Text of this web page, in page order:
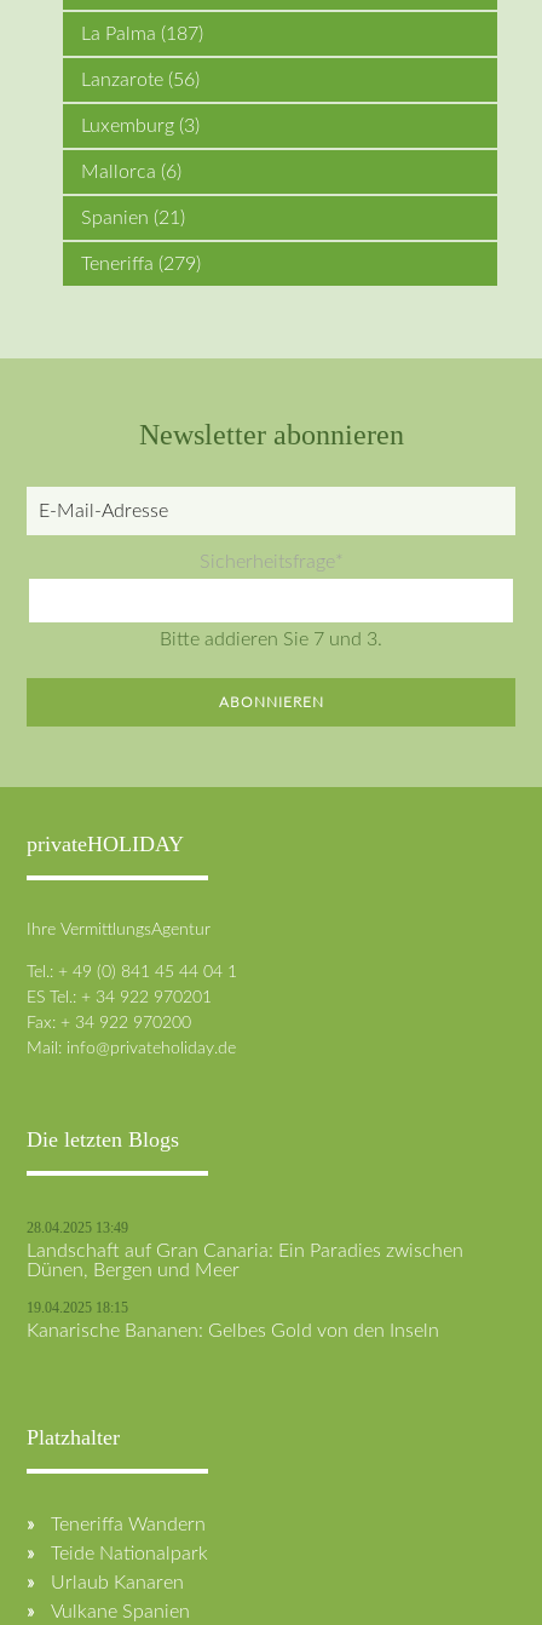
La Palma (187)
Lanzarote (56)
Luxemburg (3)
Mallorca (6)
Spanien (21)
Teneriffa (279)
Newsletter abonnieren
E-
Mail-
Pflichtfeld
Sicherheitsfrage *
Bitte addieren Sie 7 und 3.
ABONNIEREN
privateHOLIDAY
Ihre VermittlungsAgentur
Tel.: + 49 (0) 841 45 44 04 1
ES Tel.: + 34 922 970201
Fax: + 34 922 970200
Mail: info@privateholiday.de
Die letzten Blogs
28.04.2025 13:49
Landschaft auf Gran Canaria: Ein Paradies zwischen
Dünen, Bergen und Meer
19.04.2025 18:15
Kanarische Bananen: Gelbes Gold von den Inseln
Platzhalter
Teneriffa Wandern
Teide Nationalpark
Urlaub Kanaren
Vulkane Spanien